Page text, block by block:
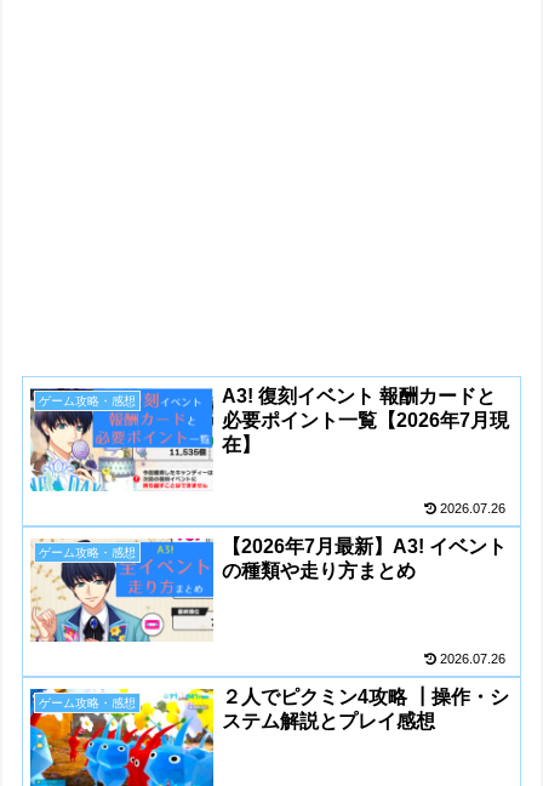
ゲーム攻略・感想
A3! 復刻イベント 報酬カードと
必要ポイント一覧【2026年7月現
在】
2026.07.26
ゲーム攻略・感想
【2026年7月最新】A3! イベント
の種類や走り方まとめ
2026.07.26
ゲーム攻略・感想
２人でピクミン4攻略 ┃操作・シ
ステム解説とプレイ感想